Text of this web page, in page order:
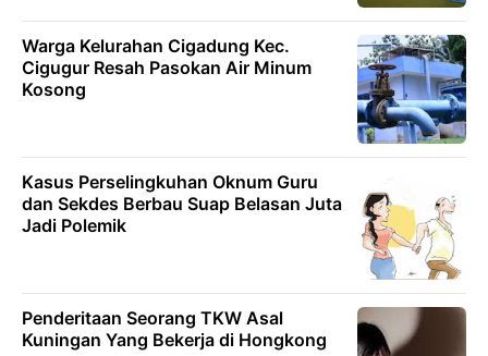
Warga Kelurahan Cigadung Kec.
Cigugur Resah Pasokan Air Minum
Kosong
Kasus Perselingkuhan Oknum Guru
dan Sekdes Berbau Suap Belasan Juta
Jadi Polemik
Penderitaan Seorang TKW Asal
Kuningan Yang Bekerja di Hongkong